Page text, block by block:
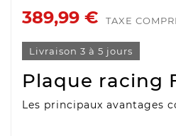
389,99 € TAXE
Livraison 3 à 5 jours
Plaque racing
Les principaux avantages